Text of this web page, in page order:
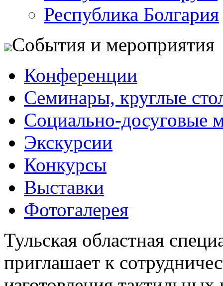
Республика Болгария
События и мероприятия
Конференции
Семинары, круглые
Социально-досуговые
Экскурсии
Конкурсы
Выставки
Фотогалерея
Тульская областная
приглашает к